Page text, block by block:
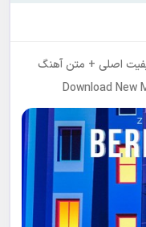
اصلی + متن آهنگ
Download New